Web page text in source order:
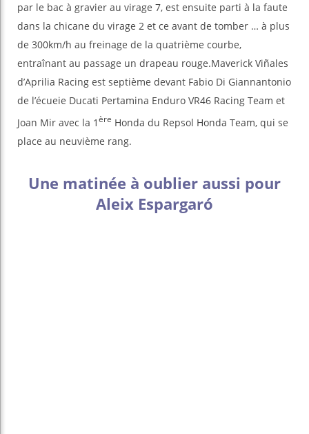
par le bac à gravier au virage 7, est ensuite parti à la faute
dans la chicane du virage 2 et ce avant de tomber … à plus
de 300km/h au freinage de la quatrième courbe,
entraînant au passage un drapeau rouge.Maverick Viñales
d’Aprilia Racing est septième devant Fabio Di Giannantonio
de l’écueie Ducati Pertamina Enduro VR46 Racing Team et
Joan Mir avec la 1 ère Honda du Repsol Honda Team, qui se
place au neuvième rang.
Une matinée à oublier aussi pour
Aleix Espargaró